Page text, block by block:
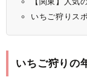
いちご狩りス
いちご狩りの